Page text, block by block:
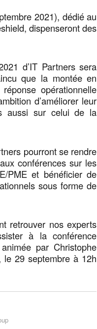
2021), dédié au
dispenseront des
d’IT Partners sera
que la montée en
opérationnelle
d’améliorer leur
aussi sur celui de la
pourront se rendre
conférences sur les
PME et bénéficier de
sous forme de
retrouver nos experts
à la conférence
par Christophe
le 29 septembre à 12h